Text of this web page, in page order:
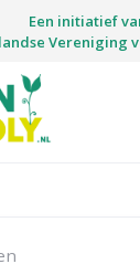
Een initiatief
Vereniging